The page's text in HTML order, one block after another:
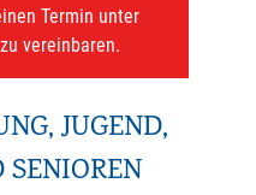
Termin unter
zu vereinbaren.
JUGEND,